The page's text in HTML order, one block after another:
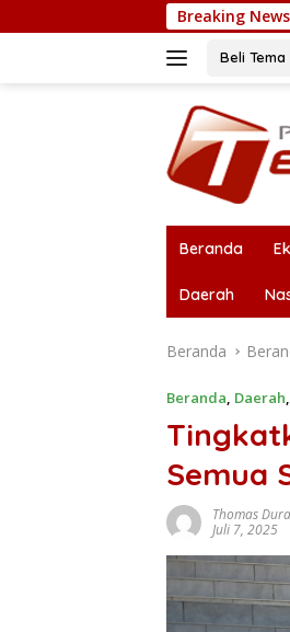
ke
Breaking News
SMPN 5 Kupang Tengah
Beli Tema
Beranda
Daerah
Beranda
Beranda, Daerah,
Semua
Thomas
Juli 7, 2025